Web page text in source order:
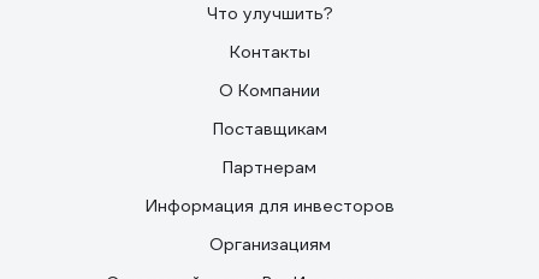
Что улучшить?
Контакты
О Компании
Поставщикам
Партнерам
Информация для инвесторов
Организациям